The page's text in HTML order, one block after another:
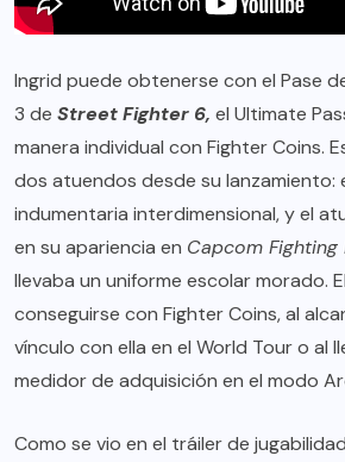
Ingrid puede obtenerse con el Pase
3 de Street Fighter 6, el Ultimate
manera individual con Fighter Coins.
dos atuendos desde su lanzamiento:
indumentaria interdimensional, y el
en su apariencia en Capcom Fighting
llevaba un uniforme escolar morado.
conseguirse con Fighter Coins, al
vínculo con ella en el World Tour o al
medidor de adquisición en el modo
Como se vio en el tráiler de